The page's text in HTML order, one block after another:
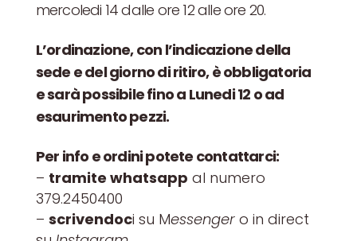
mercoledi 14 dalle ore 12 alle ore 20.
L’ordinazione, con l’indicazione della
sede e del giorno di ritiro, è obbligatoria
e sarà possibile fino a Lunedi 12 o ad
esaurimento pezzi.
Per info e ordini potete contattarci:
– tramite whatsapp al numero
379.2450400
– scrivendoci su Messengero in direct